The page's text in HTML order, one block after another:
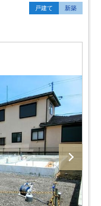
戸建て 新築